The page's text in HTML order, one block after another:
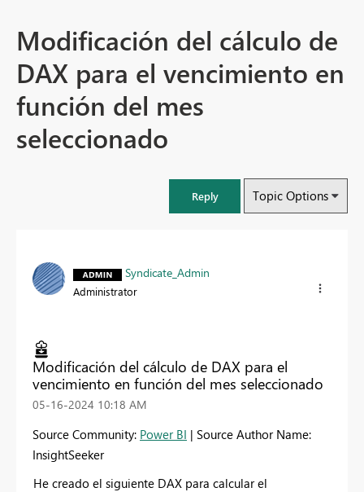
Modificación del cálculo de
DAX para el vencimiento en
función del mes
seleccionado
Reply Topic Options
Syndicate_Admin
Administrator
Modificación del cálculo de DAX para el
vencimiento en función del mes seleccionado
‎05-16-2024 10:18 AM
Source Community: Power BI | Source Author Name:
InsightSeeker
He creado el siguiente DAX para calcular el